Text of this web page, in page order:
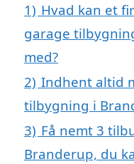
1) Hvad kan et
garage
med?
2) Indhent altid
tilbygning i
3) Få nemt 3
Branderup, du